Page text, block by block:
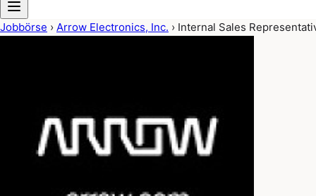
Jobbörse › Arrow Electronics, Inc. › Internal Sales